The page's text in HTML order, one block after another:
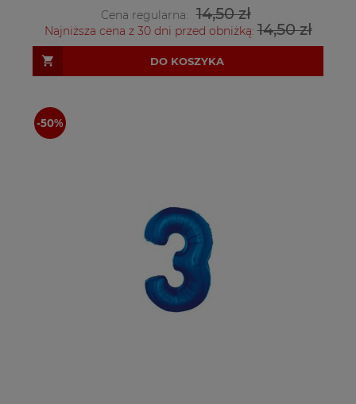
Cena regularna: 14,50 zł
Najniższa cena z 30 dni przed obniżką:14,50 zł
DO KOSZYKA